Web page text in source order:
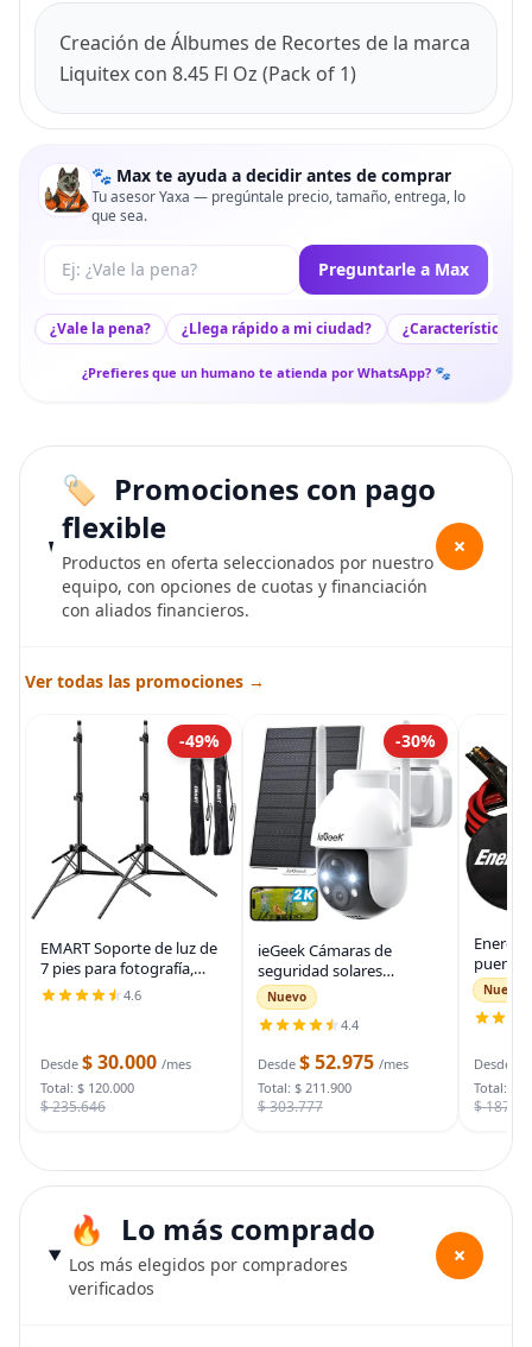
Creación de Álbumes de Recortes de la marca
Liquitex con 8.45 Fl Oz (Pack of 1)
🐾 Max te ayuda a decidir antes de comprar
Tu asesor Yaxa — pregúntale precio, tamaño, entrega, lo
que sea.
Tu pregunta a Max Preguntarle a Max
¿Vale la pena? ¿Llega rápido a mi ciudad? ¿Características
¿Prefieres que un humano te atienda por WhatsApp? 🐾
Promociones con pago
flexible
Productos en oferta seleccionados por nuestro
equipo, con opciones de cuotas y financiación
con aliados financieros.
+
Ver todas las promociones →
-49%
EMART Soporte de luz de
7 pies para fotografía,
soporte de trípode
portátil para fotos y
con funda de
4.6
Desde $ 30.000 /mes
Total: $ 120.000
$ 235.646
-30%
ieGeek Cámaras de
seguridad solares
inalámbricas para
exteriores, cámara WiFi 2K
para sistema de
seguridad del hogar,
cámara de vigilancia
Nuevo
4.4
Desde $ 52.975 /mes
Total: $ 211.900
$ 303.777
puente
auto,
para
bolsa
Nuevo
Desde
Total: $
$
Lo más comprado
Los más elegidos por compradores
verificados
+